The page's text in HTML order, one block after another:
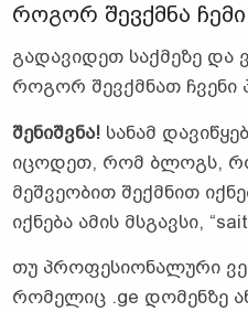
როგორ შევქმნა
გადავიდეთ საქმეზე და
როგორ შევქმნათ
შენიშვნა! სანამ
იცოდეთ, რომ ბლოგს,
მეშვეობით შექმნით
იქნება ამის მსგავსი,
თუ პროფესიონალური
რომელიც .ge დომენზე